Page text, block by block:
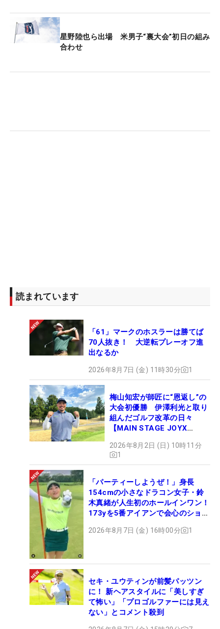
星野陸也ら出場 米男子“裏大会”初日の組み
合わせ
読まれています
「61」マークのホスラーは勝てば
70人抜き！ 大逆転プレーオフ進
出なるか
2026年8月7日 (金) 11時30分 1
梅山知宏が師匠に“恩返し”の
大会初優勝 伊澤利光と取り
組んだゴルフ改革の日々
【MAIN STAGE JOYX
2026年8月2日 (日) 10時11分
1
「パーティーしようぜ！」身長
154cmの小さなドラコン女子・鈴
木真緒が人生初のホールインワン！
173yを5番アイアンで会心のショッ
2026年8月7日 (金) 16時00分 1
セキ・ユウティンが前髪パッツン
に！ 新ヘアスタイルに「美しすぎ
て怖い」「プロゴルファーには見え
ない」とコメント殺到